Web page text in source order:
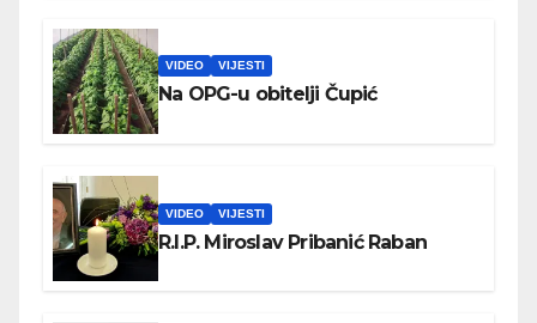
VIDEO VIJESTI
Na OPG-u obitelji Čupić
VIDEO VIJESTI
R.I.P. Miroslav Pribanić Raban